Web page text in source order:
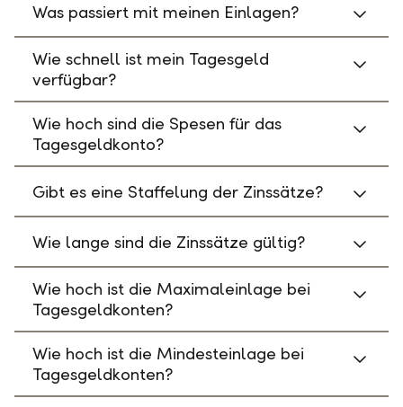
Was passiert mit meinen Einlagen?
Wie schnell ist mein Tagesgeld
verfügbar?
Wie hoch sind die Spesen für das
Tagesgeldkonto?
Gibt es eine Staffelung der Zinssätze?
Wie lange sind die Zinssätze gültig?
Wie hoch ist die Maximaleinlage bei
Tagesgeldkonten?
Wie hoch ist die Mindesteinlage bei
Tagesgeldkonten?